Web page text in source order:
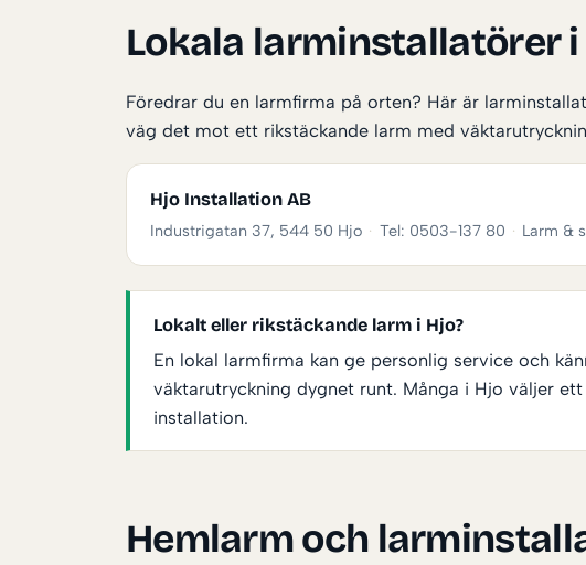
Lokala larminstallatörer i
Föredrar du en larmfirma på orten? Här är
väg det mot ett rikstäckande larm med
Hjo Installation AB
Industrigatan 37, 544 50 Hjo · Tel: 0503-137 80 · Larm &
Lokalt eller rikstäckande larm i Hjo?
En lokal larmfirma kan ge personlig service och
väktarutryckning dygnet runt. Många i Hjo väljer
installation.
Hemlarm och